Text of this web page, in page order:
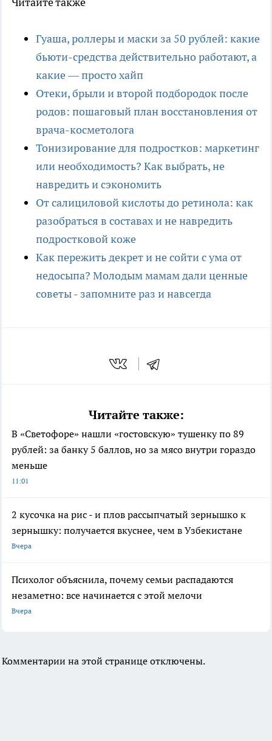
Гуаша, роллеры и маски за 50 рублей: какие
бьюти-средства действительно работают, а
какие — просто хайп
Отеки, брыли и второй подбородок после
родов: пошаговый план восстановления от
врача-косметолога
Тонизирование для подростков: маркетинг
или необходимость? Как выбрать, не
навредить и сэкономить
От салициловой кислоты до ретинола: как
разобраться в составах и не навредить
подростковой коже
Как пережить декрет и не сойти с ума от
недосыпа? Молодым мамам дали ценные
советы - запомните раз и навсегда
Читайте также:
В «Светофоре» нашли «гостовскую» тушенку по 89
рублей: за банку 5 баллов, но за мясо внутри гораздо
меньше
11:01
2 кусочка на рис - и плов рассыпчатый зернышко к
зернышку: получается вкуснее, чем в Узбекистане
Вчера
Психолог объяснила, почему семьи распадаются
незаметно: все начинается с этой мелочи
Вчера
Комментарии на этой странице отключены.